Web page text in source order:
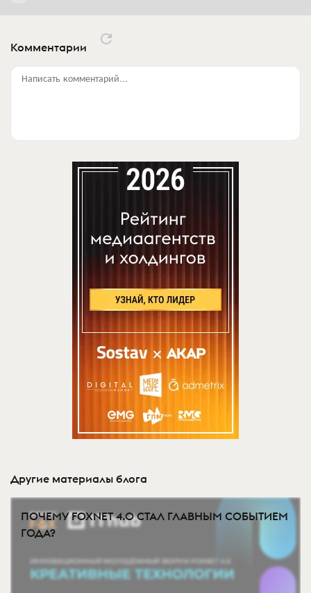
Комментарии
Написать комментарий...
Другие материалы блога
ПОЧЕМУ FOXNET 4.0 СТАЛ ГЛАВНЫМ СОБЫТИЕМ
ГОДА?